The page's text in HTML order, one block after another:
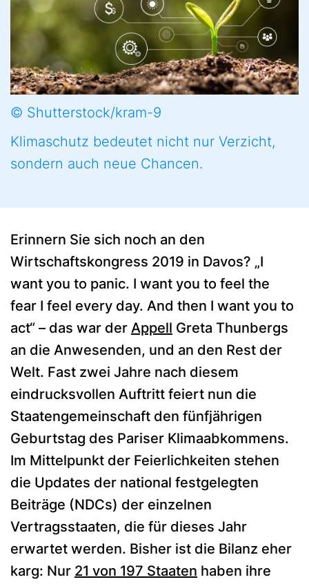
© Shutterstock/kram-9
Klimaschutz bedeutet nicht nur Verzicht,
sondern auch neue Chancen.
Erinnern Sie sich noch an den
Wirtschaftskongress 2019 in Davos? „I
want you to panic. I want you to feel the
fear I feel every day. And then I want you to
act“ – das war der Appell Greta Thunbergs
an die Anwesenden, und an den Rest der
Welt. Fast zwei Jahre nach diesem
eindrucksvollen Auftritt feiert nun die
Staatengemeinschaft den fünfjährigen
Geburtstag des Pariser Klimaabkommens.
Im Mittelpunkt der Feierlichkeiten stehen
die Updates der national festgelegten
Beiträge (NDCs) der einzelnen
Vertragsstaaten, die für dieses Jahr
erwartet werden. Bisher ist die Bilanz eher
karg: Nur 21 von 197 Staaten haben ihre